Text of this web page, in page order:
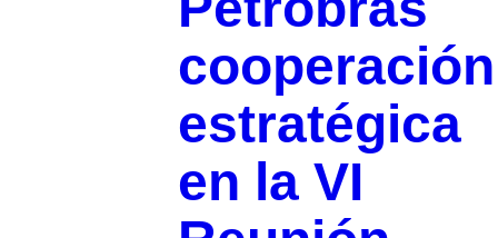
cooperación
estratégica
en la VI